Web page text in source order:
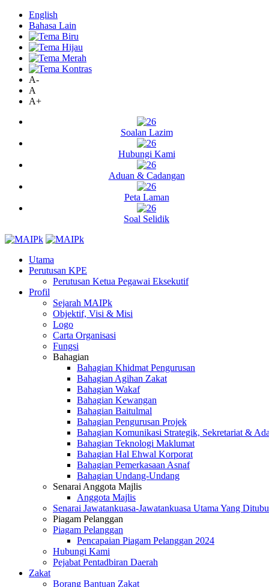
English
Bahasa Lain
A-
A
A+
Soalan Lazim
Hubungi Kami
Aduan & Cadangan
Peta Laman
Soal Selidik
Utama
Perutusan KPE
Perutusan Ketua Pegawai Eksekutif
Profil
Sejarah MAIPk
Objektif, Visi & Misi
Logo
Carta Organisasi
Fungsi
Bahagian
Bahagian Khidmat Pengurusan
Bahagian Agihan Zakat
Bahagian Wakaf
Bahagian Kewangan
Bahagian Baitulmal
Bahagian Pengurusan Projek
Bahagian Komunikasi Strategik, Sekretariat &
Bahagian Teknologi Maklumat
Bahagian Hal Ehwal Korporat
Bahagian Pemerkasaan Asnaf
Bahagian Undang-Undang
Senarai Anggota Majlis
Anggota Majlis
Senarai Jawatankuasa-Jawatankuasa Utama Yang
Piagam Pelanggan
Piagam Pelanggan
Pencapaian Piagam Pelanggan 2024
Hubungi Kami
Pejabat Pentadbiran Daerah
Zakat
Borang Bantuan Zakat